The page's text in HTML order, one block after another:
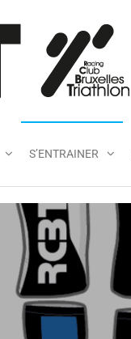
S’ENTRAINER